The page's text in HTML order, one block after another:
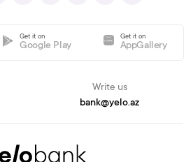
Get it on
Google Play
Get it on
AppGallery
Write us
bank@yelo.az